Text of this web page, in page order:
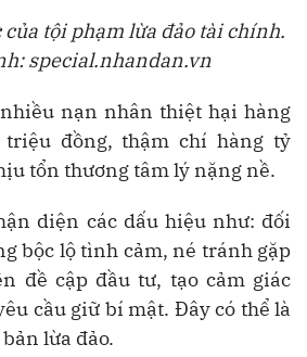
của tội phạm lừa đảo tài chính.
special.nhandan.vn
nạn nhân thiệt hại hàng
đồng, thậm chí hàng tỷ
tổn thương tâm lý nặng nề.
diện các dấu hiệu như: đối
bộc lộ tình cảm, né tránh gặp
đề cập đầu tư, tạo cảm giác
cầu giữ bí mật. Đây có thể là
lừa đảo.